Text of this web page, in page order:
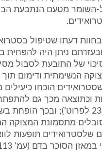
השומר מטעם הנתבעת
דעתו שטיפול
מקובל ב-1989 ובעזרתם ניתן היה
של התובעת לסבול
הנשימתית ודימום תוך
הוכחו כיעילים
וכתוצאה מכך גם
(עמ' 103 ש' 23-28 לפרוט’); ובכך
מתסמונת המצוקה
שלסטרואידים תופעות